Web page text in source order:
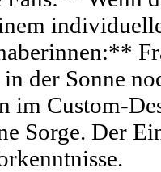
der Sonne
im Custom-
Sorge. Der